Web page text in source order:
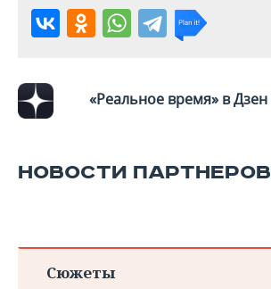
«Реальное время» в Дзен
НОВОСТИ ПАРТНЕРОВ
Сюжеты